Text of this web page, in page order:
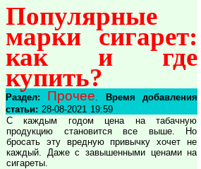
Популярные
марки сигарет:
как и где
купить?
Раздел: Прочее
Время добавления
статьи: 28-08-2021 19:59
С каждым годом цена на табачную
продукцию становится все выше. Но
бросать эту вредную привычку хочет не
каждый. Даже с завышенными ценами на
сигареты.